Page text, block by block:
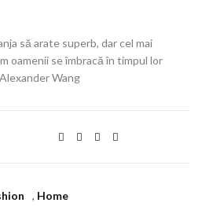
să arate superb, dar cel mai
oamenii se îmbracă în timpul lor
Alexander Wang
, Home